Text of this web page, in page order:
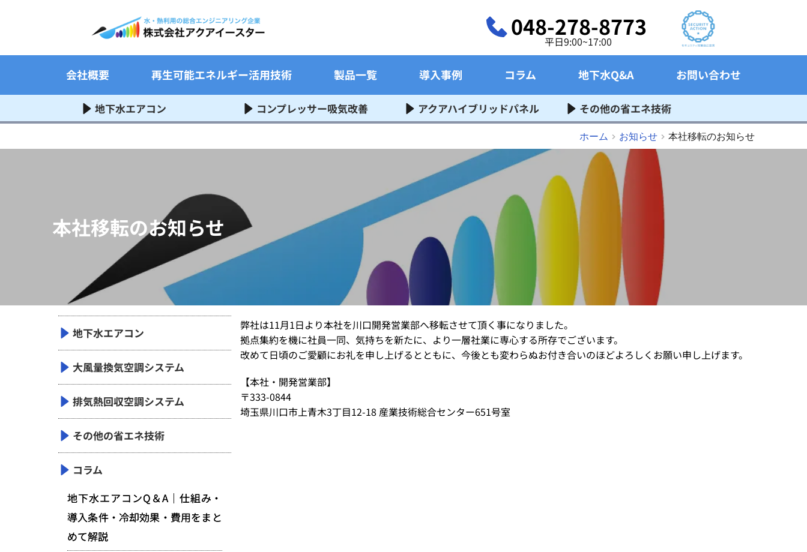
048-278-8773
平日9:00~17:00
会社概要 再生可能エネルギー活用技術 製品一覧 導入事例 コラム 地下水Q&A お問い合わせ
地下水エアコン コンプレッサー吸気改善 アクアハイブリッドパネル その他の省エネ技術
ホーム お知らせ 本社移転のお知らせ
本社移転のお知らせ
地下水エアコン
大風量換気空調システム
排気熱回収空調システム
その他の省エネ技術
コラム
地下水エアコンQ＆A｜仕組み・
導入条件・冷却効果・費用をまと
めて解説
弊社は11月1日より本社を川口開発営業部へ移転させて頂く事になりました。
拠点集約を機に社員一同、気持ちを新たに、より一層社業に専心する所存でございます。
改めて日頃のご愛顧にお礼を申し上げるとともに、今後とも変わらぬお付き合いのほどよろしくお願い申し上げます。
【本社・開発営業部】
〒333-0844
埼玉県川口市上青木3丁目12-18 産業技術総合センター651号室